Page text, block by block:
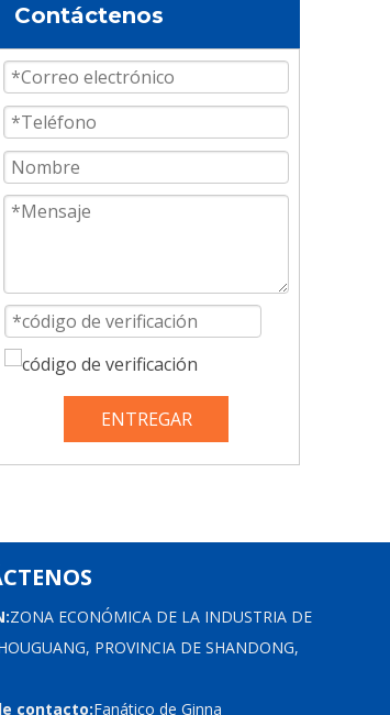
Contáctenos
ENTREGAR
ZONA ECONÓMICA DE LA INDUSTRIA DE
PROVINCIA DE SHANDONG,
contacto:Fanático de Ginna